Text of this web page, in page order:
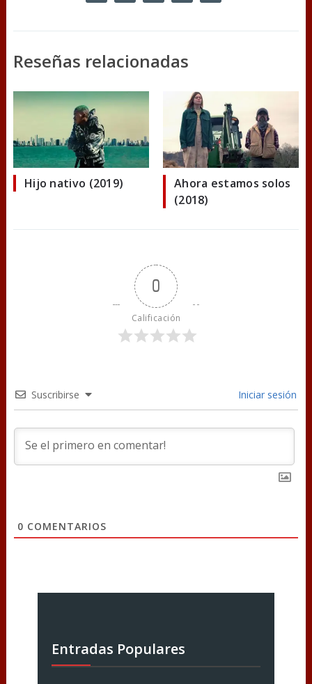
Reseñas relacionadas
Hijo nativo (2019)
Ahora estamos solos
(2018)
0
Calificación
Suscribirse Iniciar sesión
0 COMENTARIOS
Entradas Populares